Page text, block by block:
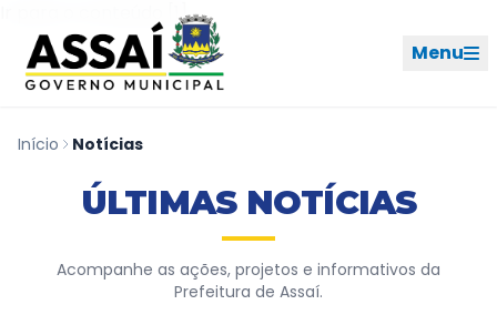
Ir para o conteúdo [1]
Menu
REDES SOCIAIS
PERFIL DE NAVEGAÇÃO
Início Notícias
ÚLTIMAS NOTÍCIAS
Acompanhe as ações, projetos e informativos da
Prefeitura de Assaí.